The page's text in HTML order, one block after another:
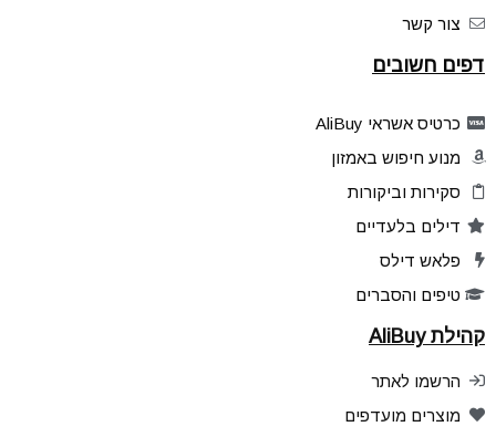
צור קשר
דפים חשובים
כרטיס אשראי AliBuy
מנוע חיפוש באמזון
סקירות וביקורות
דילים בלעדיים
פלאש דילס
טיפים והסברים
קהילת AliBuy
הרשמו לאתר
מוצרים מועדפים